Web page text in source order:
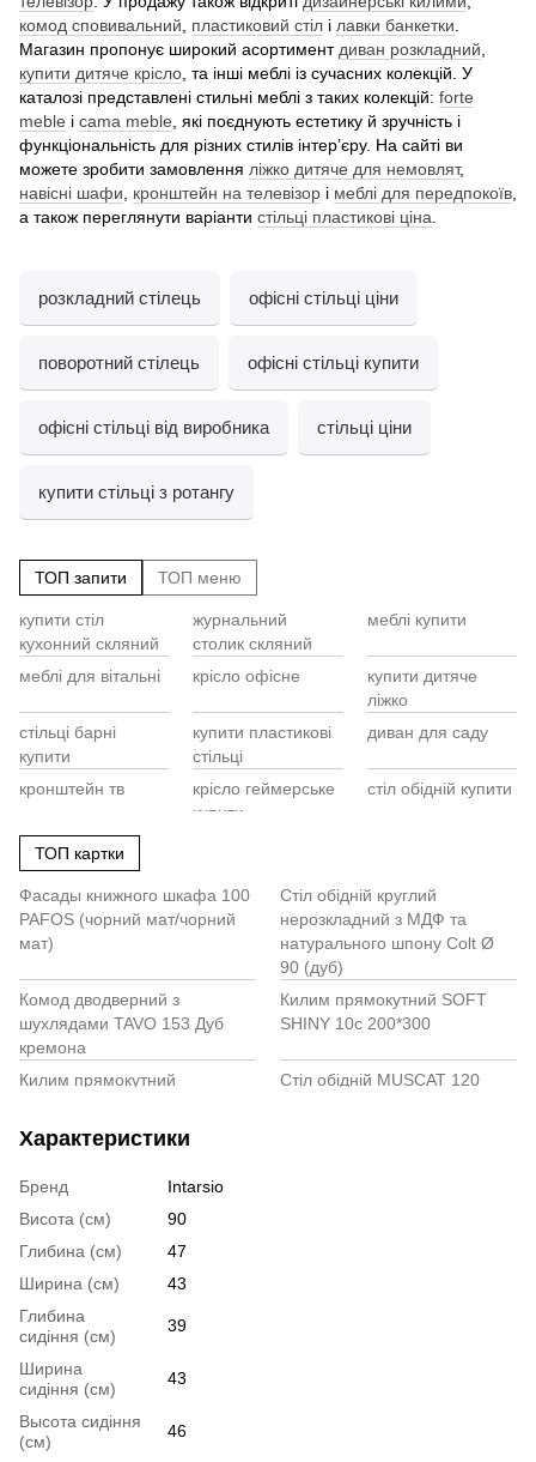
комод сповивальний
пластиковий стіл і лавки банкетки
Магазин пропонує широкий асортимент диван розкладний
купити дитяче крісло , та інші меблі із сучасних колекцій. У
каталозі представлені стильні меблі з таких колекцій: forte
meble і cama meble , які поєднують естетику й зручність і
функціональність для різних стилів інтер’єру. На сайті ви
можете зробити замовлення ліжко дитяче для немовлят,
навісні шафи
кронштейн на телевізор і меблі для передпокоїв
а також переглянути варіанти стільці пластикові ціна
розкладний стілець офісні стільці ціни
поворотний стілець офісні стільці купити
офісні стільці від виробника стільці ціни
купити стільці з ротангу
ТОП запити ТОП меню
купити стіл
кухонний скляний
журнальний
столик скляний
меблі купити
меблі для вітальні крісло офісне
купити дитяче
ліжко
стільці барні
купити
купити пластикові
стільці
диван для саду
кронштейн тв
крісло геймерське
купити
стіл обідній купити
купити крісло для
відпочинку
ламелі для ліжка
купити
стіл консоль
стілець офісний
ціна
стільці вінниця
купити приліжкові
тумби
пенал шафа
розкладний
стілець
стільчик для
годування купити
полиці купити
ТОП картки
Фасады книжного шкафа 100
PAFOS (чорний мат/чорний
мат)
Стіл обідній круглий
нерозкладний з МДФ та
натурального шпону Colt Ø
90 (дуб)
Комод дводверний з
шухлядами TAVO 153 Дуб
кремона
Килим прямокутний SOFT
SHINY 10c 200*300
Килим прямокутний
200*300
Стіл обідній MUSCAT 120
розкладний з ЛДСП Diego II
105(140)х65 (дуб артизан)
СКАТЕРТИНА-ДОРІЖКА
VARIETY
Характеристики
Бренд
Intarsio
Висота (см)
90
Глибина (см)
47
Ширина (см)
43
Глибина
сидіння (см)
39
Ширина
сидіння (см)
43
Высота сидіння
(см)
46